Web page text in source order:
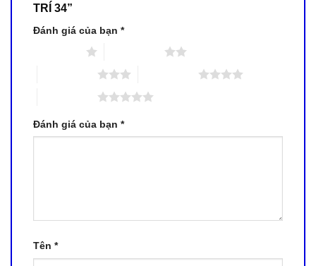
TRÍ 34”
Đánh giá của bạn *
Đánh giá của bạn *
Tên *